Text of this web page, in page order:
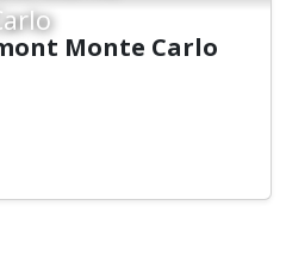
Monte Carlo